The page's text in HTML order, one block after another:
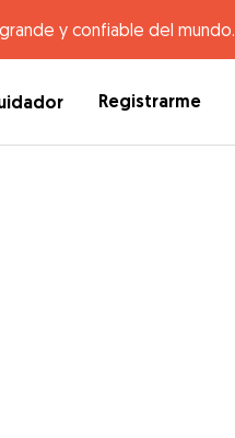
y confiable del mundo.
Registrarme